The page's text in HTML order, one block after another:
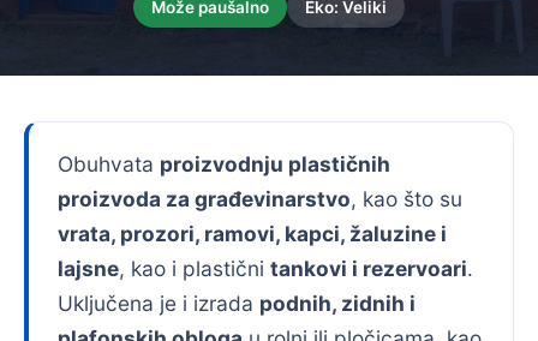
Može paušalno Eko: Veliki
Obuhvata proizvodnju plastičnih
proizvoda za građevinarstvo, kao što su
vrata, prozori, ramovi, kapci, žaluzine i
lajsne, kao i plastični tankovi i rezervoari.
Uključena je i izrada podnih, zidnih i